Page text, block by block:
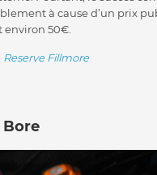
à cause d’un prix
environ 50€.
Reserve Fillmore